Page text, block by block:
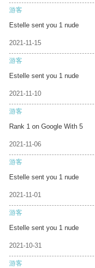
游客
Estelle sent you 1 nude
2021-11-15
游客
Estelle sent you 1 nude
2021-11-10
游客
Rank 1 on Google With 5
2021-11-06
游客
Estelle sent you 1 nude
2021-11-01
游客
Estelle sent you 1 nude
2021-10-31
游客